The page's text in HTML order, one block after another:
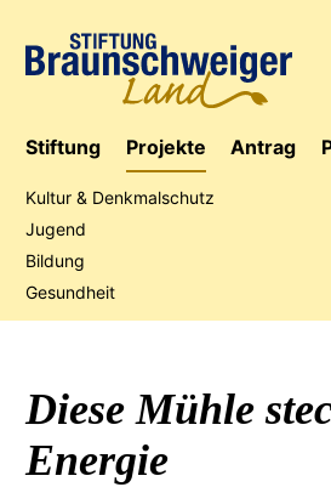
Stiftung
Jubiläumsaktion
Projekte
Kultur & Denkmalschutz
Jugend
Bildung
Gesundheit
Antrag
Diese Mühle
Energie